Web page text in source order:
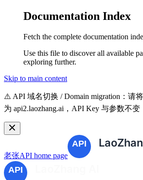
Documentation Index
Fetch the complete documentation
Use this file to discover all available
exploring further.
Skip to main content
⚠️ API 域名切换 / Domain migration：请
为 api2.laozhang.ai，API Key 与参数不
老张API home page